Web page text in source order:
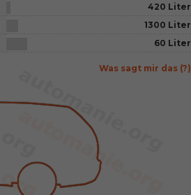
420 Liter
1300 Liter
60 Liter
Was sagt mir das (?)